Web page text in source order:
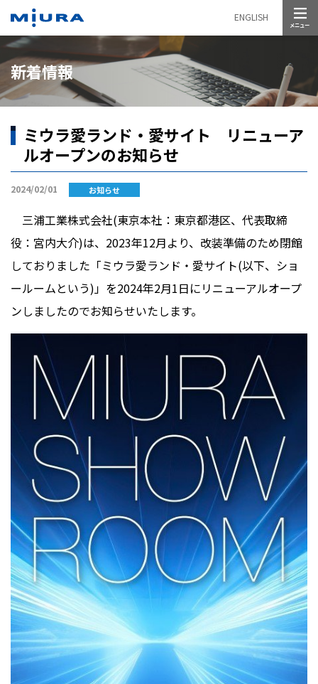
ENGLISH
新着情報
ミウラ愛ランド・愛サイト リニューア
ルオープンのお知らせ
2024/02/01 お知らせ
三浦工業株式会社(東京本社：東京都港区、代表取締
役：宮内大介)は、 2023年12月より、改装準備のため閉館
しておりました「ミウラ愛ランド・愛サイト(以下、ショ
ールームという)」 を2024年2月1日にリニューアルオープ
ンしましたのでお知らせいたします。